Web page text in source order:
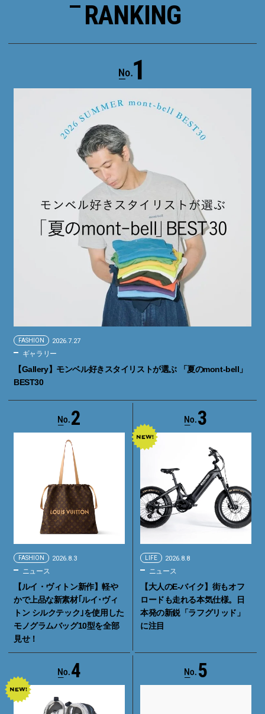
RANKING
1
FASHION 2026.7.27
ギャラリー
【Gallery】モンベル好きスタイリストが選ぶ 「夏のmont-bell」
BEST30
2
FASHION 2026.8.3
ニュース
【ルイ・ヴィトン新作】軽や
かで上品な新素材｢ルイ･ヴィ
トン シルクテック｣を使用した
モノグラムバッグ10型を全部
見せ！
3
LIFE 2026.8.8
ニュース
【大人のE-バイク】街もオフ
ロードも走れる本気仕様。日
本発の新鋭「ラフグリッド」
に注目
4 5